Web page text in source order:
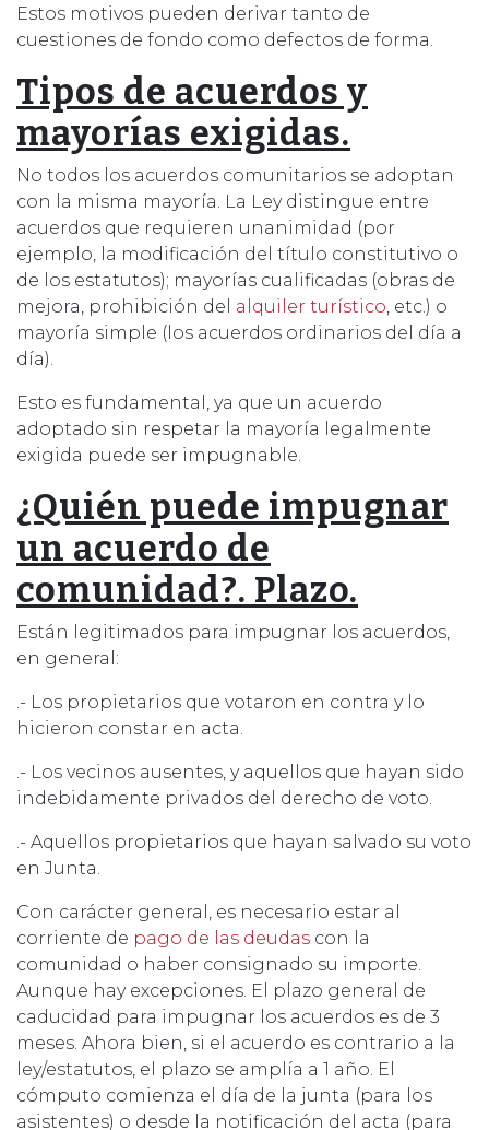
Estos motivos pueden derivar tanto de
cuestiones de fondo como defectos de forma.
Tipos de acuerdos y
mayorías exigidas.
No todos los acuerdos comunitarios se adoptan
con la misma mayoría. La Ley distingue entre
acuerdos que requieren unanimidad (por
ejemplo, la modificación del título constitutivo o
de los estatutos); mayorías cualificadas (obras de
mejora, prohibición del alquiler turístico , etc.) o
mayoría simple (los acuerdos ordinarios del día a
día).
Esto es fundamental, ya que un acuerdo
adoptado sin respetar la mayoría legalmente
exigida puede ser impugnable.
¿Quién puede impugnar
un acuerdo de
comunidad?. Plazo.
Están legitimados para impugnar los acuerdos,
en general:
.- Los propietarios que votaron en contra y lo
hicieron constar en acta.
.- Los vecinos ausentes, y aquellos que hayan sido
indebidamente privados del derecho de voto.
.- Aquellos propietarios que hayan salvado su voto
en Junta.
Con carácter general, es necesario estar al
corriente de pago de las deudas con la
comunidad o haber consignado su importe.
Aunque hay excepciones. El plazo general de
caducidad para impugnar los acuerdos es de 3
meses. Ahora bien, si el acuerdo es contrario a la
ley/estatutos, el plazo se amplía a 1 año. El
cómputo comienza el día de la junta (para los
asistentes) o desde la notificación del acta (para